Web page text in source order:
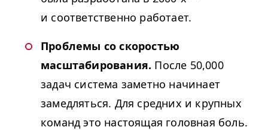
и соответственно работает.
Проблемы со скоростью
масштабирования. После 50,000
задач система заметно начинает
замедляться. Для средних и крупных
команд это настоящая головная боль.